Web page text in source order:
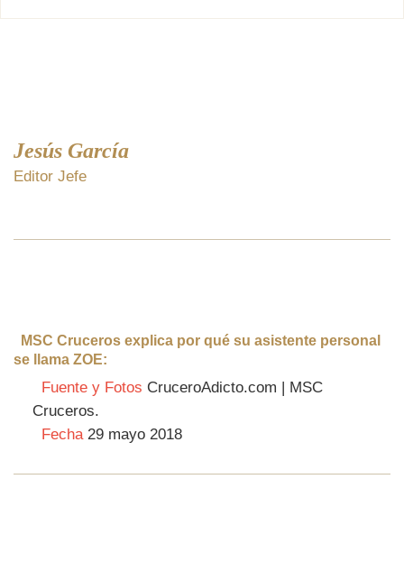
Jesús García
Editor Jefe
MSC Cruceros explica por qué su asistente personal
se llama ZOE:
Fuente y Fotos CruceroAdicto.com | MSC
Cruceros.
Fecha29 mayo 2018